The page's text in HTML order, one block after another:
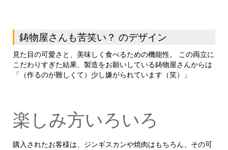
鋳物屋さんも苦笑い？ のデザイン
見た目の可愛さと、美味しく食べるための機能性。 この両立に
こだわりすぎた結果、製造をお願いしている鋳物屋さんからは
「（作るのが難しくて）少し嫌がられています（笑）」
楽しみ方いろいろ
購入されたお客様は、ジンギスカンや焼肉はもちろん、その可